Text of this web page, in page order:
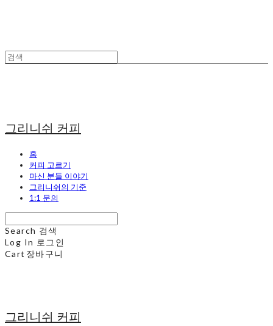
그리니쉬 커피
홈
커피 고르기
마신 분들 이야기
그리니쉬의 기준
1:1 문의
Search 검색
Log In 로그인
Cart 장바구니
그리니쉬 커피